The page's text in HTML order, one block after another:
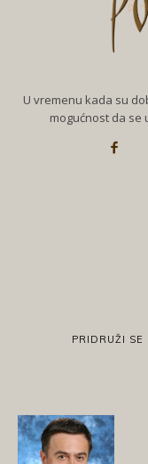
U vremenu kada su
mogućnost da se
PRIDRUŽI